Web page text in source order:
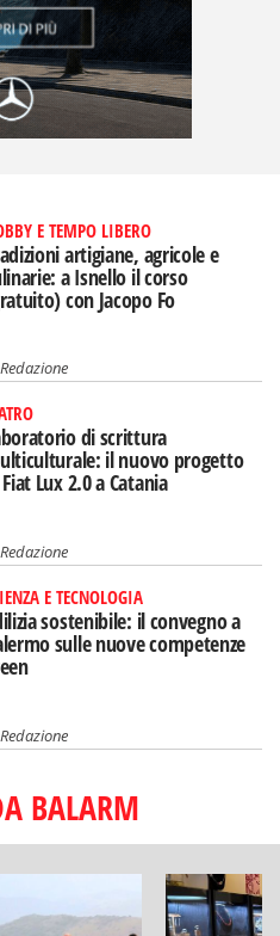
E TEMPO LIBERO
artigiane, agricole e
a Isnello il corso
con Jacopo Fo
Redazione
di scrittura
il nuovo progetto
Lux 2.0 a Catania
Redazione
E TECNOLOGIA
sostenibile: il convegno a
sulle nuove competenze
Redazione
BALARM